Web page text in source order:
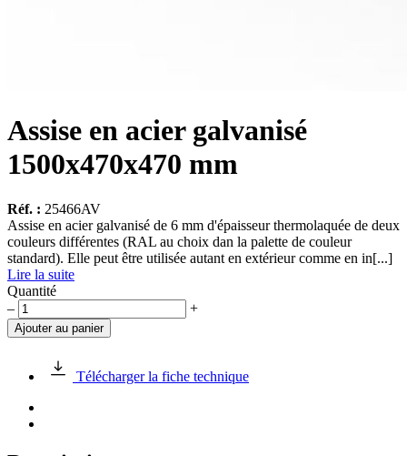
Assise en acier galvanisé
1500x470x470 mm
Réf. : 25466AV
Assise en acier galvanisé de 6 mm d'épaisseur thermolaquée de deux
couleurs différentes (RAL au choix dan la palette de couleur
standard). Elle peut être utilisée autant en extérieur comme en in[...]
Lire la suite
Quantité
quantité
de
Assise
acier
1500x470x470
– +
Ajouter au panier
Télécharger la fiche technique